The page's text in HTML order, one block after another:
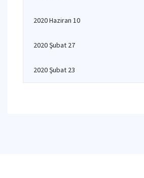
2020 Haziran 10
2020 Şubat 27
2020 Şubat 23